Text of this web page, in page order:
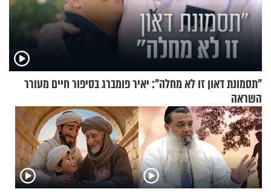
"תסמונת דאון זו לא מחלה": יאיר פומברג בסיפור חיים מעורר
השראה